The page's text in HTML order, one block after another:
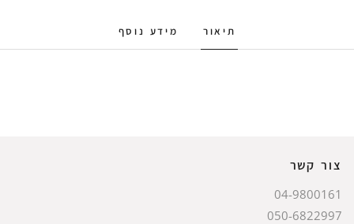
תיאור מידע נוסף
צור קשר
04-9800161
050-6822997